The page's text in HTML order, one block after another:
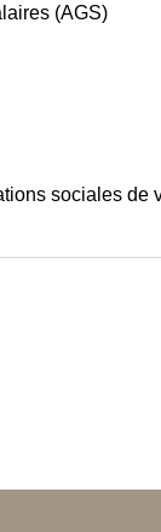
(AGS)
sociales de